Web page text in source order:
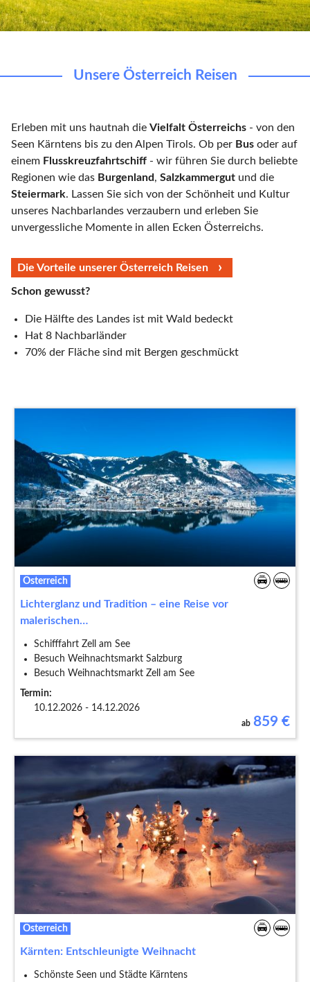
Unsere Österreich Reisen
Erleben mit uns hautnah die Vielfalt Österreichs - von den
Seen Kärntens bis zu den Alpen Tirols. Ob per Bus oder auf
einem Flusskreuzfahrtschiff - wir führen Sie durch beliebte
Regionen wie das Burgenland, Salzkammergut und die
Steiermark. Lassen Sie sich von der Schönheit und Kultur
unseres Nachbarlandes verzaubern und erleben Sie
unvergessliche Momente in allen Ecken Österreichs.
Die Vorteile unserer Österreich Reisen
Schon gewusst?
Die Hälfte des Landes ist mit Wald bedeckt
Hat 8 Nachbarländer
70% der Fläche sind mit Bergen geschmückt
Österreich
Lichterglanz und Tradition – eine Reise vor
malerischen…
Schifffahrt Zell am See
Besuch Weihnachtsmarkt Salzburg
Besuch Weihnachtsmarkt Zell am See
Termin:
10.12.2026 - 14.12.2026
ab 859 €
Österreich
Kärnten: Entschleunigte Weihnacht
Schönste Seen und Städte Kärntens